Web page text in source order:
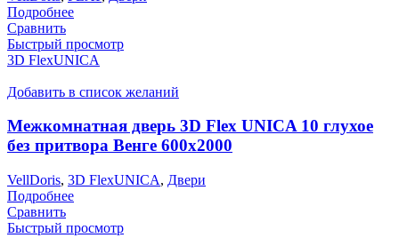
Подробнее
Сравнить
Быстрый просмотр
3D FlexUNICA
Добавить в список желаний
Межкомнатная дверь 3D Flex UNICA 10 глухое
без притвора Венге 600х2000
VellDoris, 3D FlexUNICA, Двери
Подробнее
Сравнить
Быстрый просмотр